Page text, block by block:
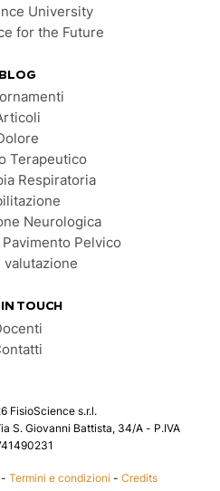
University
for the Future
BLOG
Terapeutico
Respiratoria
Neurologica
Pelvico
valutazione
TOUCH
FisioScience s.r.l.
S. Giovanni Battista, 34/A - P.IVA
- Termini e condizioni - Credits